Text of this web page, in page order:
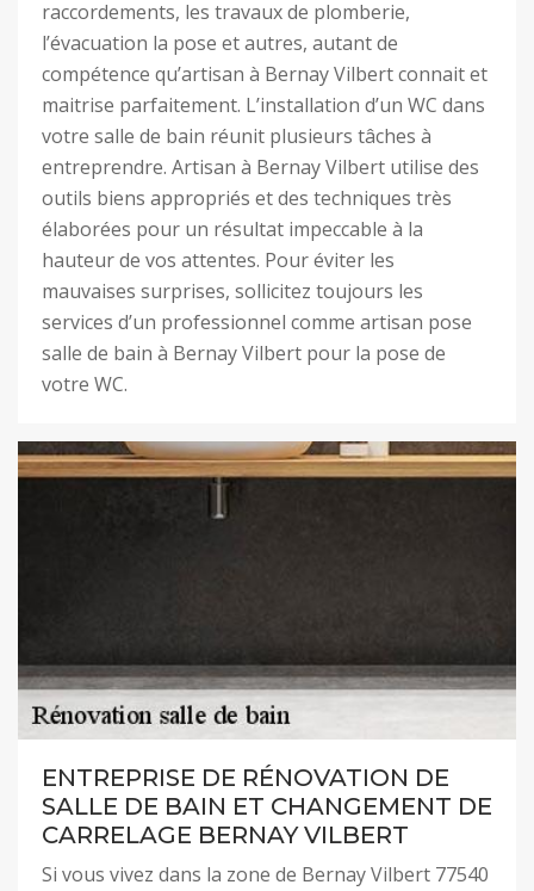
raccordements, les travaux de plomberie,
l’évacuation la pose et autres, autant de
compétence qu’artisan à Bernay Vilbert connait et
maitrise parfaitement. L’installation d’un WC dans
votre salle de bain réunit plusieurs tâches à
entreprendre. Artisan à Bernay Vilbert utilise des
outils biens appropriés et des techniques très
élaborées pour un résultat impeccable à la
hauteur de vos attentes. Pour éviter les
mauvaises surprises, sollicitez toujours les
services d’un professionnel comme artisan pose
salle de bain à Bernay Vilbert pour la pose de
votre WC.
ENTREPRISE DE RÉNOVATION DE
SALLE DE BAIN ET CHANGEMENT DE
CARRELAGE BERNAY VILBERT
Si vous vivez dans la zone de Bernay Vilbert 77540